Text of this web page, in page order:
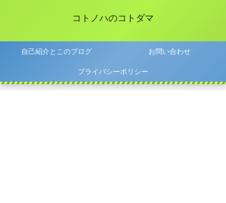
コトノハのコトダマ
自己紹介とこのブログ お問い合わせ
プライバシーポリシー